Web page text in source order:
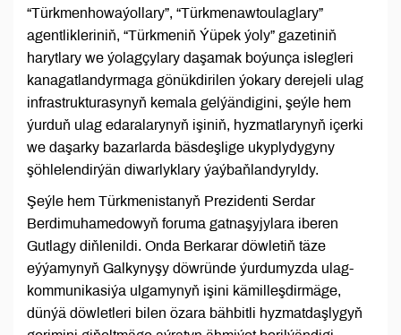
“Türkmenhowaýollary”, “Türkmenawtoulaglary”
agentlikleriniň, “Türkmeniň Ýüpek ýoly” gazetiniň
harytlary we ýolagçylary daşamak boýunça islegleri
kanagatlandyrmaga gönükdirilen ýokary derejeli ulag
infrastrukturasynyň kemala gelýändigini, şeýle hem
ýurduň ulag edaralarynyň işiniň, hyzmatlarynyň içerki
we daşarky bazarlarda bäsdeşlige ukyplydygyny
şöhlelendirýän diwarlyklary ýaýbaňlandyryldy.
Şeýle hem Türkmenistanyň Prezidenti Serdar
Berdimuhamedowyň foruma gatnaşyjylara iberen
Gutlagy diňlenildi. Onda Berkarar döwletiň täze
eýýamynyň Galkynyşy döwründe ýurdumyzda ulag-
kommunikasiýa ulgamynyň işini kämilleşdirmäge,
dünýä döwletleri bilen özara bähbitli hyzmatdaşlygyň